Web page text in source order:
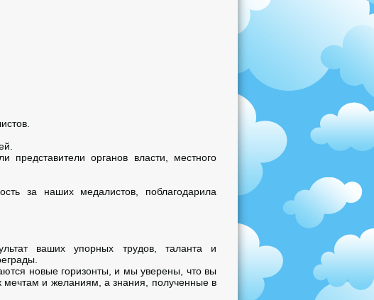
органов власти, местного
за наших медалистов, поблагодарила
ваших упорных трудов, таланта и
новые горизонты, и мы уверены, что вы
мечтам и желаниям, а знания, полученные в